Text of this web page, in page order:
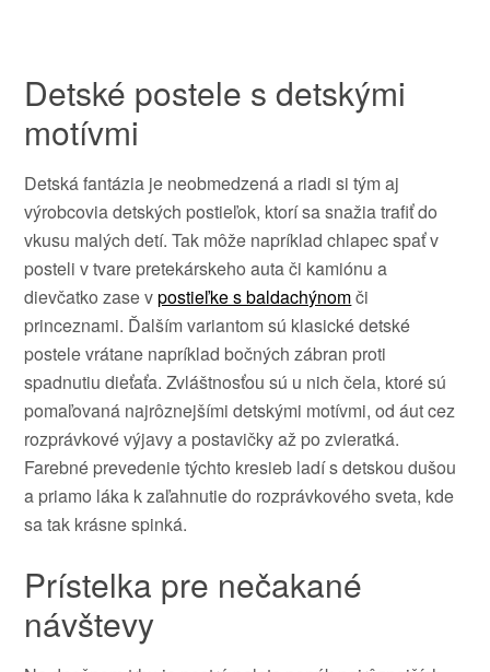
Detské postele s detskými
motívmi
Detská fantázia je neobmedzená a riadi si tým aj
výrobcovia detských postieľok, ktorí sa snažia trafiť do
vkusu malých detí. Tak môže napríklad chlapec spať v
posteli v tvare pretekárskeho auta či kamiónu a
dievčatko zase vpostieľke s baldachýnomči
princeznami. Ďalším variantom sú klasické detské
postele vrátane napríklad bočných zábran proti
spadnutiu dieťaťa. Zvláštnosťou sú u nich čela, ktoré sú
pomaľovaná najrôznejšími detskými motívmi, od áut cez
rozprávkové výjavy a postavičky až po zvieratká.
Farebné prevedenie týchto kresieb ladí s detskou dušou
a priamo láka k zaľahnutie do rozprávkového sveta, kde
sa tak krásne spinká.
Prístelka pre nečakané
návštevy